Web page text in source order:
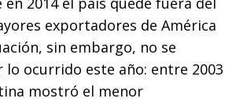
exportadores de América
sin embargo, no se
lo ocurrido este año: entre 2003
mostró el menor